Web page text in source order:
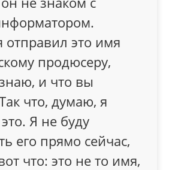
отправил это имя
продюсеру,
и что вы
что, думаю, я
Я не буду
его прямо сейчас,
что: это не то имя,